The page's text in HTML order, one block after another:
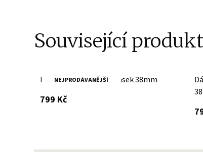
Související
NEJPRODÁVANĚJŠÍ
Dámský kožený bilý opasek 38mm
799 Kčs DPH